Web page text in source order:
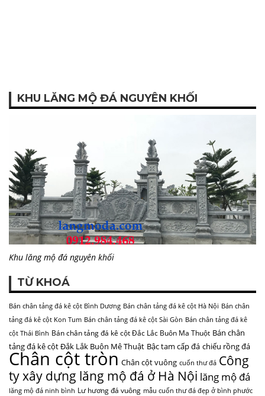
KHU LĂNG MỘ ĐÁ NGUYÊN KHỐI
Khu lăng mộ đá nguyên khối
TỪ KHOÁ
Bán chân tảng đá kê cột Bình Dương Bán chân tảng đá kê cột Hà Nội Bán chân
tảng đá kê cột Kon Tum Bán chân tảng đá kê cột Sài Gòn Bán chân tảng đá kê
cột Thái Bình Bán chân tảng đá kê cột Đắc Lắc Buôn Ma Thuột Bán chân
tảng đá kê cột Đắk Lắk Buôn Mê Thuật Bậc tam cấp đá chiếu rồng đá
Chân cột tròn Chân cột vuông cuốn thư đá Công
ty xây dựng lăng mộ đá ở Hà Nội lăng mộ đá
lăng mộ đá ninh bình Lư hương đá vuông mẫu cuốn thư đá đẹp ở bình phước